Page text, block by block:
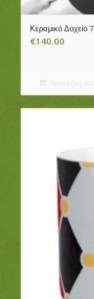
Κεραμικό Δοχείο 7
€140.00